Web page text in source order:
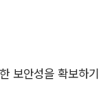
보안성을 확보하기